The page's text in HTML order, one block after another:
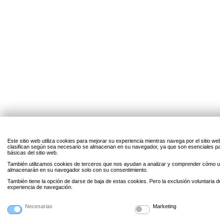
Este sitio web utiliza cookies para mejorar su experiencia mientras navega por el sitio
clasifican según sea necesario se almacenan en su navegador, ya que son esenciales
básicas del sitio web.
También utilizamos cookies de terceros que nos ayudan a analizar y comprender cómo
almacenarán en su navegador solo con su consentimiento.
También tiene la opción de darse de baja de estas cookies. Pero la exclusión voluntaria
experiencia de navegación.
Necesarias Marketing